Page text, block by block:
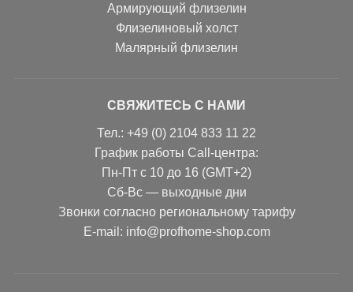
Армирующий флизелин
Флизелиновый холст
Малярный флизелин
СВЯЖИТЕСЬ С НАМИ
Тел.: +49 (0) 2104 833 11 22
График работы Call-центра:
Пн-Пт с 10 до 16 (GMT+2)
Сб-Вс — выходные дни
Звонки согласно региональному тарифу
Е-mail: info@profhome-shop.com